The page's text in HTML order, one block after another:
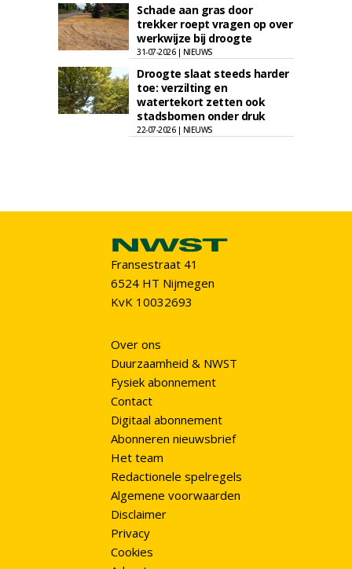
Schade aan gras door
trekker roept vragen op over
werkwijze bij droogte
31-07-2026 | NIEUWS
Droogte slaat steeds harder
toe: verzilting en
watertekort zetten ook
stadsbomen onder druk
22-07-2026 | NIEUWS
Fransestraat 41
6524 HT Nijmegen
KvK 10032693
Over ons
Duurzaamheid & NWST
Fysiek abonnement
Contact
Digitaal abonnement
Abonneren nieuwsbrief
Het team
Redactionele spelregels
Algemene voorwaarden
Disclaimer
Privacy
Cookies